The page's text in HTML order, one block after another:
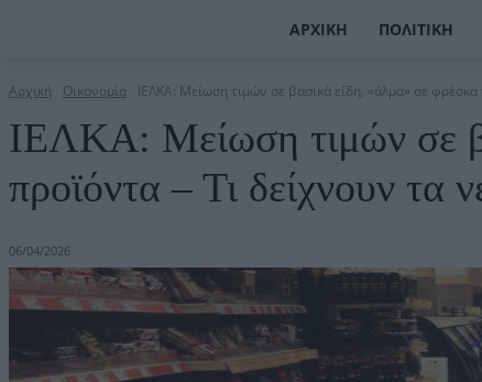
ΑΡΧΙΚΉ ΠΟΛΙΤΙΚΉ
Αρχική Οικονομία ΙΕΛΚΑ: Μείωση τιμών σε βασικά είδη, «άλμα» σε φρέσκα
ΙΕΛΚΑ: Μείωση τιμών σε
προϊόντα – Τι δείχνουν τα
06/04/2026